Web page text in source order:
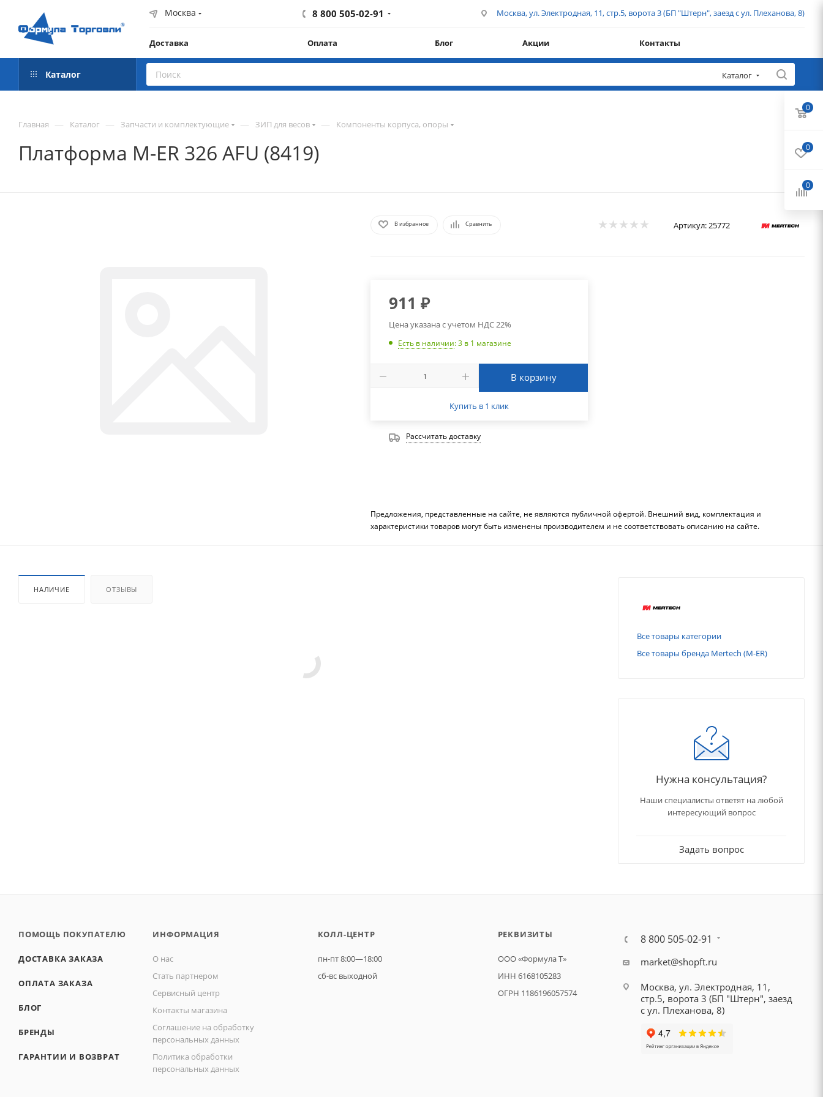
Москва 8 800 505-02-91 Москва, ул. Электродная, 11, стр.5, ворота 3 (БП "Штерн", заезд с ул. Плеханова, 8)
Доставка Оплата Блог Акции Контакты
Каталог Каталог
Главная — Каталог — Запчасти и комплектующие — ЗИП для весов — Компоненты корпуса, опоры
Платформа M-ER 326 AFU (8419)
В избранное Сравнить Артикул:25772
911 ₽
Цена указана с учетом НДС 22%
Есть в наличии: 3 в 1 магазине
В корзину
Купить в 1 клик
Рассчитать доставку
Предложения, представленные на сайте, не являются публичной офертой. Внешний вид, комплектация и
характеристики товаров могут быть изменены производителем и не соответствовать описанию на сайте.
НАЛИЧИЕ ОТЗЫВЫ
Все товары категории
Все товары бренда Mertech (M-ER)
Нужна консультация?
Наши специалисты ответят на любой
интересующий вопрос
Задать вопрос
ПОМОЩЬ ПОКУПАТЕЛЮ
ДОСТАВКА ЗАКАЗА
ОПЛАТА ЗАКАЗА
БЛОГ
БРЕНДЫ
ГАРАНТИИ И ВОЗВРАТ
ИНФОРМАЦИЯ
О нас
Стать партнером
Сервисный центр
Контакты магазина
Соглашение на обработку
персональных данных
Политика обработки
персональных данных
КОЛЛ-ЦЕНТР
пн-пт 8:00—18:00
сб-вс выходной
РЕКВИЗИТЫ
ООО «Формула Т»
ИНН 6168105283
ОГРН 1186196057574
8 800 505-02-91
market@shopft.ru
Москва, ул. Электродная, 11,
стр.5, ворота 3 (БП "Штерн", заезд
с ул. Плеханова, 8)
0
0
0